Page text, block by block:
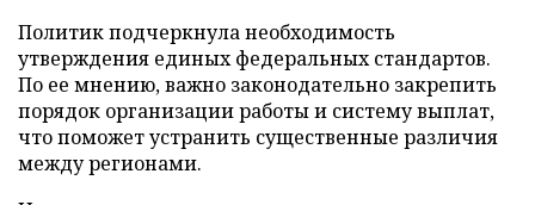
Политик подчеркнула необходимость
утверждения единых федеральных стандартов.
По ее мнению, важно законодательно закрепить
порядок организации работы и систему выплат,
что поможет устранить существенные различия
между регионами.